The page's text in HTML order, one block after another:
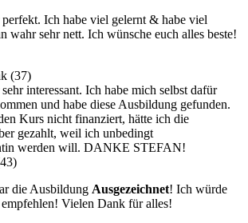
Ich habe viel gelernt & habe viel
wahr sehr nett. Ich wünsche euch alles beste!
(37)
interessant. Ich habe mich selbst dafür
und habe diese Ausbildung gefunden.
Kurs nicht finanziert, hätte ich die
gezahlt, weil ich unbedingt
werden will. DANKE STEFAN!
die Ausbildung Ausgezeichnet! Ich würde
Vielen Dank für alles!